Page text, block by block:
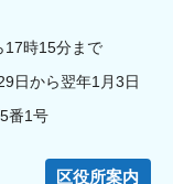
17時15分まで
日から翌年1月3日
番1号
区役所案内